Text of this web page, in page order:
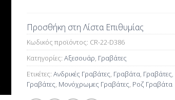
Προσθήκη στη Λίστα Επιθυμίας
Κωδικός προϊόντος: CR-22-D386
Κατηγορίες: Αξεσουάρ, Γραβάτες
Ετικέτες: Ανδρικές Γραβάτες, Γραβάτα, Γραβάτες,
Γραβάτες, Μονόχρωμες Γραβάτες, Ροζ Γραβάτα